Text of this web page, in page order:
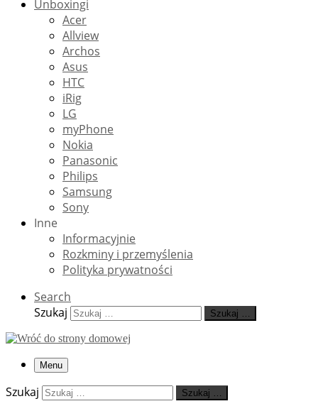
Unboxingi
Acer
Allview
Archos
Asus
HTC
iRig
LG
myPhone
Nokia
Panasonic
Philips
Samsung
Sony
Inne
Informacyjnie
Rozkminy i przemyślenia
Polityka prywatności
Search
Szukaj
Szukaj …
Menu
Szukaj Szukaj …